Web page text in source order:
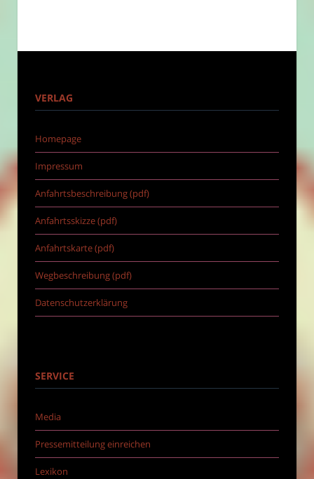
VERLAG
Homepage
Impressum
Anfahrtsbeschreibung (pdf)
Anfahrtsskizze (pdf)
Anfahrtskarte (pdf)
Wegbeschreibung (pdf)
Datenschutzerklärung
SERVICE
Media
Pressemitteilung einreichen
Lexikon